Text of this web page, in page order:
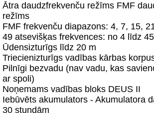
Ātra daudzfrekvenču režīms FMF
režīms
FMF frekvenču diapazons: 4, 7, 15,
49 atsevišķas frekvences: no 4 līdz
Ūdensizturīgs līdz 20 m
Triecienizturīgs vadības kārbas
Pilnīgi bezvadu (nav vadu, kas
ar spoli)
Noņemams vadības bloks DEUS II
Iebūvēts akumulators - Akumulatora
30 stundām